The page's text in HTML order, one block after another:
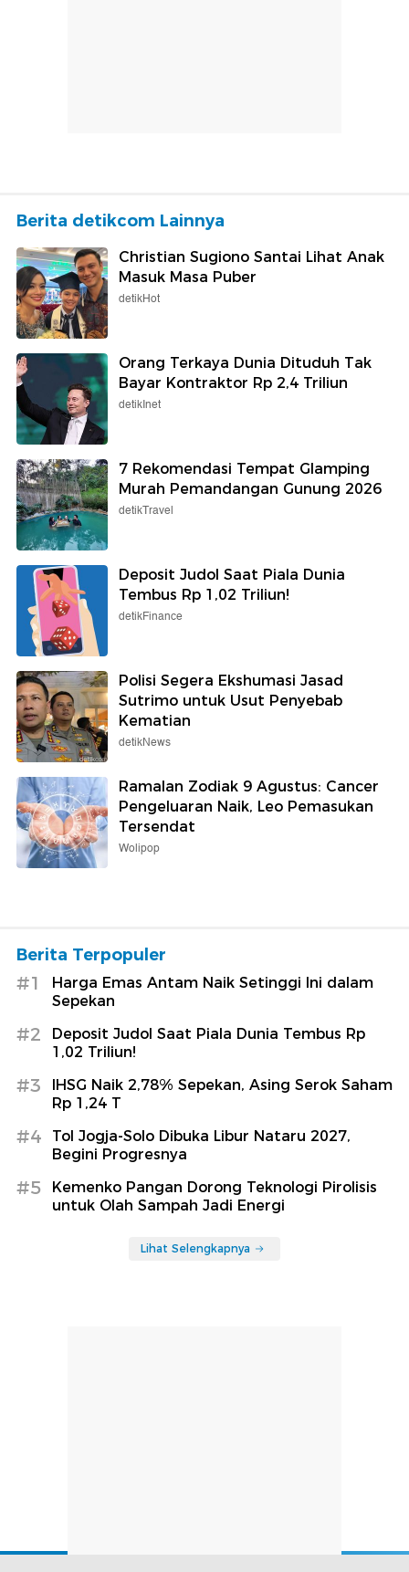
Berita detikcom Lainnya
Christian Sugiono Santai Lihat Anak
Masuk Masa Puber
detikHot
Orang Terkaya Dunia Dituduh Tak
Bayar Kontraktor Rp 2,4 Triliun
detikInet
7 Rekomendasi Tempat Glamping
Murah Pemandangan Gunung 2026
detikTravel
Deposit Judol Saat Piala Dunia
Tembus Rp 1,02 Triliun!
detikFinance
Polisi Segera Ekshumasi Jasad
Sutrimo untuk Usut Penyebab
Kematian
detikNews
Ramalan Zodiak 9 Agustus: Cancer
Pengeluaran Naik, Leo Pemasukan
Tersendat
Wolipop
Berita Terpopuler
#1
Harga Emas Antam Naik Setinggi Ini dalam
Sepekan
#2
Deposit Judol Saat Piala Dunia Tembus Rp
1,02 Triliun!
#3
IHSG Naik 2,78% Sepekan, Asing Serok Saham
Rp 1,24 T
#4
Tol Jogja-Solo Dibuka Libur Nataru 2027,
Begini Progresnya
#5
Kemenko Pangan Dorong Teknologi Pirolisis
untuk Olah Sampah Jadi Energi
Lihat Selengkapnya